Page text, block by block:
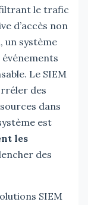
le trafic
d’accès non
un système
Le SIEM
des
dans
est
les
des
SIEM